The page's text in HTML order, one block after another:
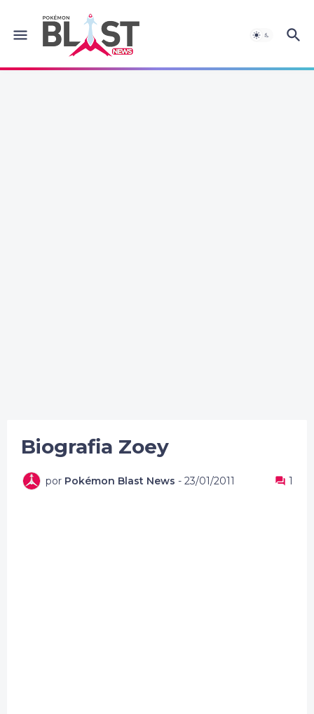
Biografia Zoey
por Pokémon Blast News - 23/01/2011 1